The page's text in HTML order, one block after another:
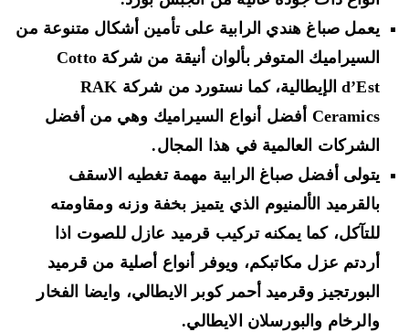
يعمل صباغ هندي الرابية على تأمين أشكال متنوعة من
السيراميك المتوفر بألوان أنيقة من شركة Cotto
d’Est الإيطالية، كما نستورد من شركة RAK
Ceramics أفضل أنواع السيراميك وهي من أفضل
الشركات العالمية في هذا المجال.
يتولى أفضل صباغ الرابية مهمة تغطيه الاسقف
بالقرميد الألمنيوم الذي يتميز بخفة وزنه ومقاومته
للتآكل، كما يمكنه تركيب قرميد عازل للصوت اذا
أردتم عزل مكاتبكم، ويوفر أنواع أصلية من قرميد
البورتجيز وقرميد أحمر كوبر الايطالي، وايضا الفخار
والرخام والبورسلان الايطالي.